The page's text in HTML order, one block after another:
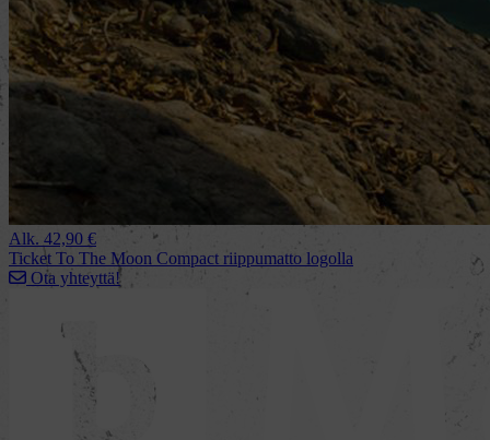
Alk. 42,90 €
Ticket To The Moon Compact riippumatto logolla
Ota yhteyttä!